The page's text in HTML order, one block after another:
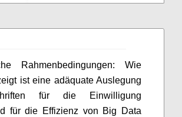
Rahmenbedingungen: Wie
ist eine adäquate Auslegung
für die Einwilligung
für die Effizienz von Big Data